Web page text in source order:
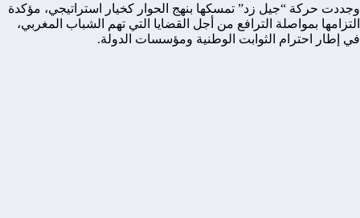
وجددت حركة “جيل زد” تمسكها بنهج الحوار كخيار استراتيجي، مؤكدة
التزامها بمواصلة الترافع من أجل القضايا التي تهم الشباب المغربي،
في إطار احترام الثوابت الوطنية ومؤسسات الدولة.